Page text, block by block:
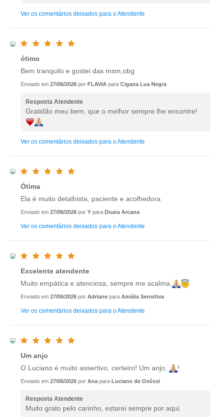
Ver os comentários deixados para o Atendente
ótimo
Bem tranquilo e gostei das msm,obg
Enviado em 27/06/2026 por FLAVIA para Cigana Lua Negra
Resposta Atendente
Gratidão meu bem, que o melhor sempre lhe encontre!
Ver os comentários deixados para o Atendente
Ótima
Ela é muito detalhista, paciente e acolhedora
Enviado em 27/06/2026 por Y para Duara Arcana
Ver os comentários deixados para o Atendente
Excelente atendente
Muito empática e atenciosa, sempre me acalma.
Enviado em 27/06/2026 por Adriane para Amália Sensitiva
Ver os comentários deixados para o Atendente
Um anjo
O Luciano é muito assertivo, certeiro! Um anjo,
!
Enviado em 27/06/2026 por Ana para Luciano de Oxóssi
Resposta Atendente
Muito grato pelo carinho, estarei sempre por aqui.